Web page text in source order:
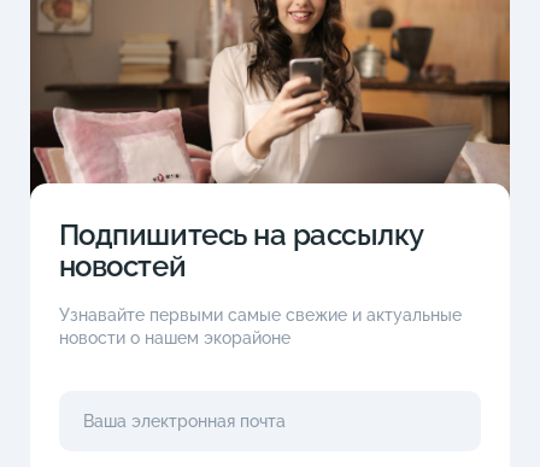
Подпишитесь на рассылку
новостей
Узнавайте первыми самые свежие и актуальные
новости о нашем экорайоне